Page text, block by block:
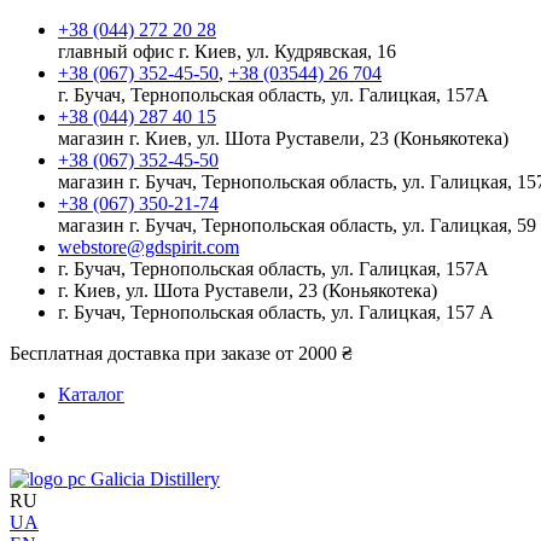
+38 (044) 272 20 28
главный офис г. Киев, ул. Кудрявская, 16
+38 (067) 352-45-50, +38 (03544) 26 704
г. Бучач, Тернопольская область, ул. Галицкая, 157А
+38 (044) 287 40 15
магазин г. Киев, ул. Шота Руставели, 23 (Коньякотека)
+38 (067) 352-45-50
магазин г. Бучач, Тернопольская область, ул. Галицкая,
+38 (067) 350-21-74
магазин г. Бучач, Тернопольская область, ул. Галицкая, 59
webstore@gdspirit.com
г. Бучач, Тернопольская область, ул. Галицкая, 157А
г. Киев, ул. Шота Руставели, 23 (Коньякотека)
г. Бучач, Тернопольская область, ул. Галицкая, 157 А
Бесплатная доставка при заказе от 2000 ₴
Каталог
Galicia Distillery
RU
UA